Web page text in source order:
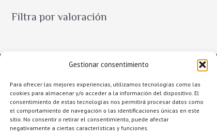
Gestionar consentimiento
Para ofrecer las mejores experiencias, utilizamos tecnologías como las
cookies para almacenar y/o acceder a la información del dispositivo. El
consentimiento de estas tecnologías nos permitirá procesar datos como
el comportamiento de navegación o las identificaciones únicas en este
sitio. No consentir o retirar el consentimiento, puede afectar
negativamente a ciertas características y funciones.
Filtra por valoración